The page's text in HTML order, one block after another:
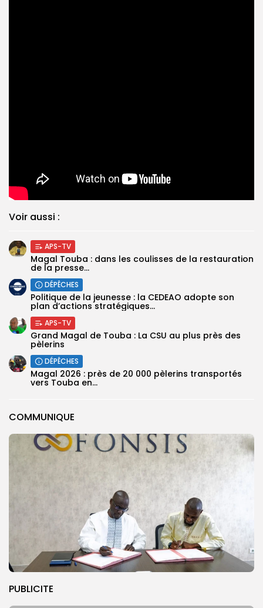
COMMUNIQUE
PUBLICITE
Voir aussi :
APS-TV
Magal Touba : dans les coulisses de la restauration
de la presse...
DÉPÊCHES
Politique de la jeunesse : la CEDEAO adopte son
plan d’actions stratégiques...
APS-TV
Grand Magal de Touba : La CSU au plus près des
pèlerins
DÉPÊCHES
Magal 2026 : près de 20 000 pèlerins transportés
vers Touba en...